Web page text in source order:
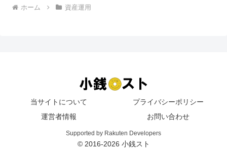
ホーム 資産運用
当サイトについて
プライバシーポリシー
運営者情報
お問い合わせ
Supported by Rakuten Developers
© 2016-2026 小銭スト